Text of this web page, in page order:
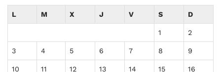
L M X J V S D
1 2
3 4 5 6 7 8 9
10 11 12 13 14 15 16